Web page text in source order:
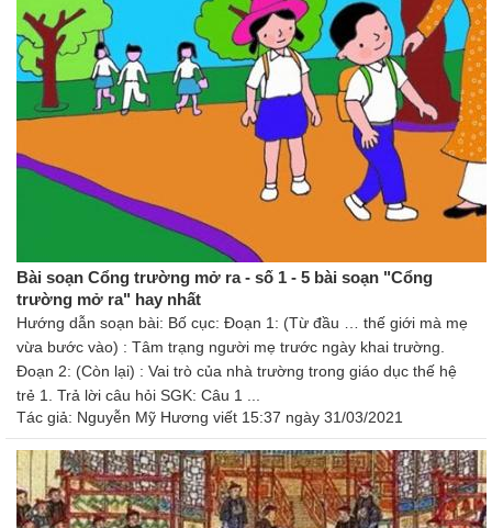
Bài soạn Cổng trường mở ra - số 1 - 5 bài soạn "Cổng
trường mở ra" hay nhất
Hướng dẫn soạn bài: Bố cục: Đoạn 1: (Từ đầu … thế giới mà mẹ
vừa bước vào) : Tâm trạng người mẹ trước ngày khai trường.
Đoạn 2: (Còn lại) : Vai trò của nhà trường trong giáo dục thế hệ
trẻ 1. Trả lời câu hỏi SGK: Câu 1 ...
Tác giả: Nguyễn Mỹ Hương viết 15:37 ngày 31/03/2021